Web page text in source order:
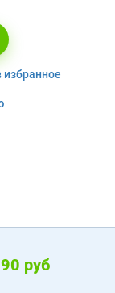
90 руб